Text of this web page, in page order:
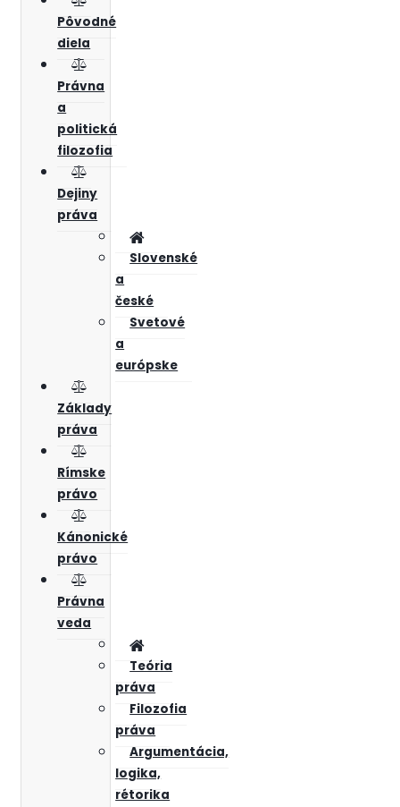
Pôvodné
diela
Právna
a
politická
filozofia
Dejiny
práva
Slovenské
a
české
Svetové
a
európske
Základy
práva
Rímske
právo
Kánonické
právo
Právna
veda
Teória
práva
Filozofia
práva
Argumentácia,
logika,
rétorika